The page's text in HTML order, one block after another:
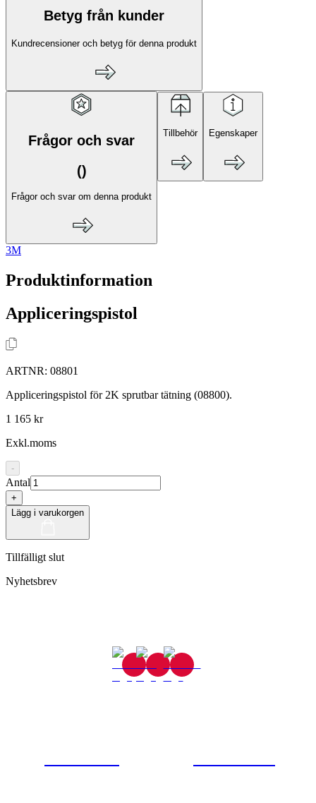
Betyg från kunder
Kundrecensioner och betyg för denna produkt
Frågor och svar
()
Frågor och svar om denna produkt
Tillbehör Egenskaper
3M
Produktinformation
Appliceringspistol
ARTNR: 08801
Appliceringspistol för 2K sprutbar tätning (08800).
1 165 kr
Exkl.moms
-
Antal
+
Lägg i varukorgen
Tillfälligt slut
Nyhetsbrev